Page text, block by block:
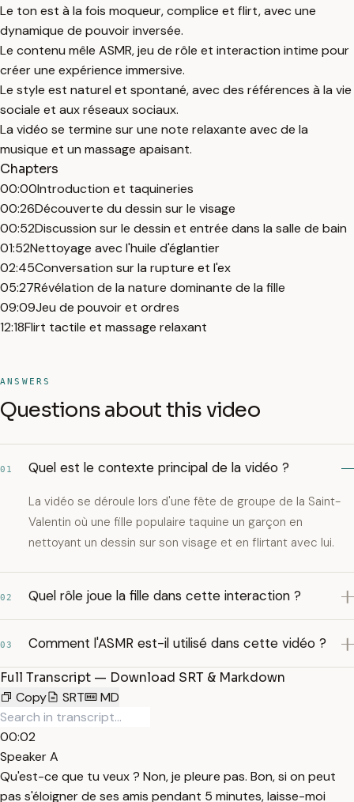
Le ton est à la fois moqueur, complice et flirt, avec une
dynamique de pouvoir inversée.
Le contenu mêle ASMR, jeu de rôle et interaction intime pour
créer une expérience immersive.
Le style est naturel et spontané, avec des références à la vie
sociale et aux réseaux sociaux.
La vidéo se termine sur une note relaxante avec de la
musique et un massage apaisant.
Chapters
00:00Introduction et taquineries
00:26Découverte du dessin sur le visage
00:52Discussion sur le dessin et entrée dans la salle de bain
01:52Nettoyage avec l'huile d'églantier
02:45Conversation sur la rupture et l'ex
05:27Révélation de la nature dominante de la fille
09:09Jeu de pouvoir et ordres
12:18Flirt tactile et massage relaxant
ANSWERS
Questions about this video
01 Quel est le contexte principal de la vidéo ?
La vidéo se déroule lors d'une fête de groupe de la Saint-
Valentin où une fille populaire taquine un garçon en
nettoyant un dessin sur son visage et en flirtant avec lui.
02 Quel rôle joue la fille dans cette interaction ?
03 Comment l'ASMR est-il utilisé dans cette vidéo ?
Full Transcript — Download SRT & Markdown
Copy
SRT MD
00:02
Speaker A
Qu'est-ce que tu veux ? Non, je pleure pas. Bon, si on peut
pas s'éloigner de ses amis pendant 5 minutes, laisse-moi